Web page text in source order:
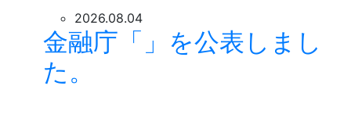
2026.08.04
金融庁「」を公表しまし
た。